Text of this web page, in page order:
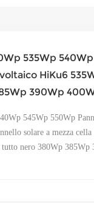
535Wp 540Wp
HiKu6
390Wp
545Wp 550Wp
solare a mezza
nero 380Wp 385Wp